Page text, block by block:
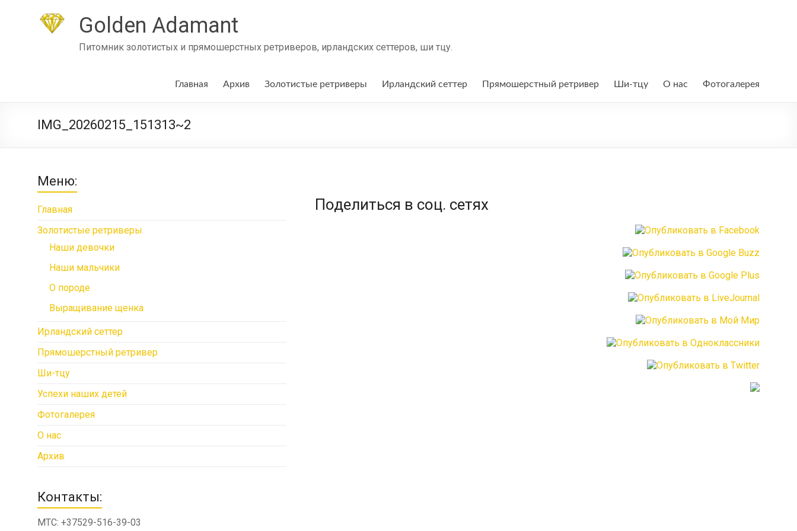
Golden Adamant
Питомник золотистых и прямошерстных ретриверов, ирландских сеттеров, ши тцу.
Главная Архив Золотистые ретриверы Ирландский сеттер Прямошерстный ретривер Ши-тцу О нас Фотогалерея
IMG_20260215_151313~2
Поделиться в соц. сетях
Меню:
Главная
Золотистые ретриверы
Наши девочки
Наши мальчики
О породе
Выращивание щенка
Ирландский сеттер
Прямошерстный ретривер
Ши-тцу
Успехи наших детей
Фотогалерея
О нас
Архив
Контакты:
МТС: +37529-516-39-03